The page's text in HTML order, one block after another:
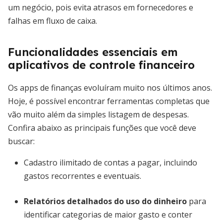
um negócio, pois evita atrasos em fornecedores e
falhas em fluxo de caixa.
Funcionalidades essenciais em
aplicativos de controle financeiro
Os apps de finanças evoluíram muito nos últimos anos.
Hoje, é possível encontrar ferramentas completas que
vão muito além da simples listagem de despesas.
Confira abaixo as principais funções que você deve
buscar:
Cadastro ilimitado de contas a pagar, incluindo
gastos recorrentes e eventuais.
Relatórios detalhados do uso do dinheiro para
identificar categorias de maior gasto e conter